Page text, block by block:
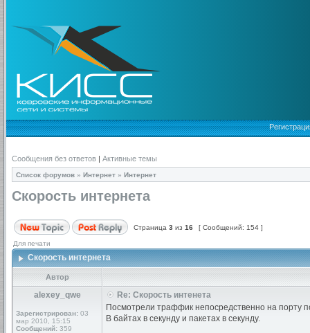
Сообщения без ответов | Активные темы
Список форумов » Интернет » Интернет
Скорость интернета
Страница 3 из 16 [ Сообщений: 154 ]
Для печати
Скорость интернета
Автор
alexey_qwe
Зарегистрирован: 03
мар 2010, 15:15
Сообщений: 359
Re: Скорость интенета
Посмотрели траффик непосредственно на порту
В байтах в секунду и пакетах в секунду.